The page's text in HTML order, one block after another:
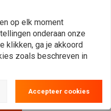
COBRA
3 "Slip-On uitlaatdempers
Chroom 07-16 / 13-16
Softail
€612,80
op elk moment
onderaan onze
klikken, ga je akkoord
zoals beschreven in
Accepteer cookies